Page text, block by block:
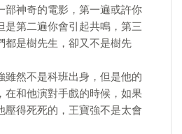
部神奇的電影，第一遍或許你
是第二遍你會引起共鳴，第三
都是樹先生，卻又不是樹先
雖然不是科班出身，但是他的
在和他演對手戲的時候，如果
壓得死死的，王寶強不是太會